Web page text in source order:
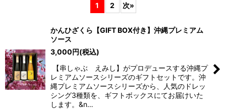
絞り込む
1 2 次»
かんひざくら【GIFT BOX付き】沖縄プレミアム
ソース
3,000円(税込)
【串しゃぶ えみし】がプロデュースする沖縄プ
レミアムソースシリーズのギフトセットです。沖
縄プレミアムソースシリーズから、人気のドレッ
シング3種類を、ギフトボックスにてお届けいた
します。&n…